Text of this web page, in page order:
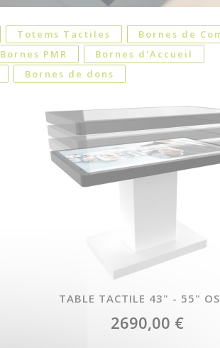
Totems Tactiles
Bornes de
Bornes PMR
Bornes d'Accueil
Bornes de dons
TABLE TACTILE 43" - 55"
2690,00 €